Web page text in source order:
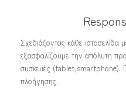
Σχεδιάζοντας κάθε
εξασφαλίζουμε την απόλυτη
συσκευές (tablet,smartphone).
πλοήγησης.